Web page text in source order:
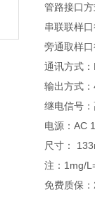
管路接口
串联联样
旁通取样
通讯方式
输出方式
继电信号
电源：AC
尺寸：
注：1mg/
免费质保